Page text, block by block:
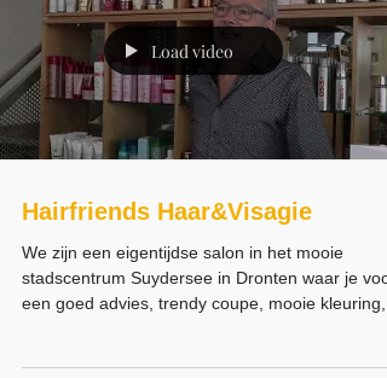
team bestaat ook ons THUIS team uit een...
Load video